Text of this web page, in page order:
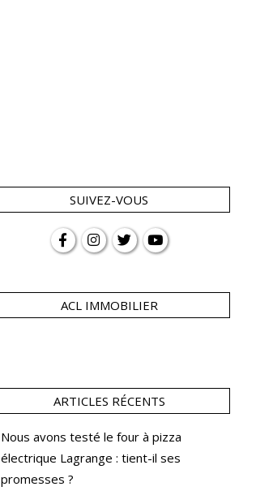
SUIVEZ-VOUS
ACL IMMOBILIER
ARTICLES RÉCENTS
Nous avons testé le four à pizza
électrique Lagrange : tient-il ses
promesses ?